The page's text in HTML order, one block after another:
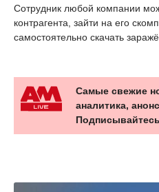
Сотрудник любой компании
контрагента, зайти на его
самостоятельно скачать
Самые свежие
аналитика,